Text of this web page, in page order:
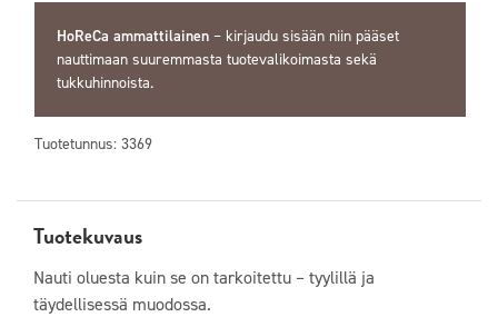
HoReCa ammattilainen – kirjaudu sisään niin pääset
nauttimaan suuremmasta tuotevalikoimasta sekä
tukkuhinnoista.
Tuotetunnus: 3369
Tuotekuvaus
Nauti oluesta kuin se on tarkoitettu – tyylillä ja
täydellisessä muodossa.